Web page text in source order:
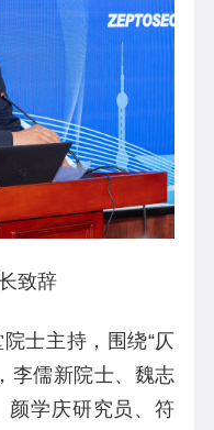
致辞
士主持，围绕“仄
李儒新院士、魏志
颜学庆研究员、符